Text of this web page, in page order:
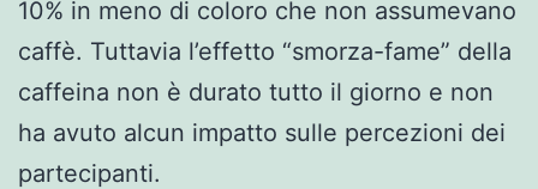
10% in meno di coloro che non assumevano
caffè. Tuttavia l’effetto “smorza-fame” della
caffeina non è durato tutto il giorno e non
ha avuto alcun impatto sulle percezioni dei
partecipanti.